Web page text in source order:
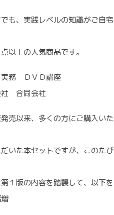
も、実践レベルの知識がご自宅
以上の人気商品です。
務 ＤＶＤ講座
合同会社
売以来、多くの方にご購入いた
いた本セットですが、このた
１版の内容を踏襲して、以下